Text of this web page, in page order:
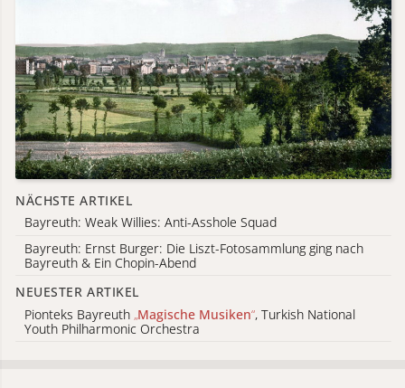
NÄCHSTE ARTIKEL
Bayreuth: Weak Willies: Anti-Asshole Squad
Bayreuth: Ernst Burger: Die Liszt-Fotosammlung ging nach
Bayreuth & Ein Chopin-Abend
NEUESTER ARTIKEL
Pionteks Bayreuth „Magische Musiken“, Turkish National
Youth Philharmonic Orchestra